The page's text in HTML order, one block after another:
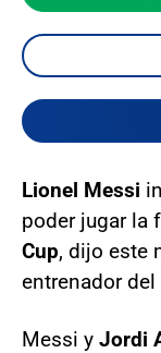
Lionel Messi
poder jugar la
Cup, dijo este
entrenador del
Messi y Jordi